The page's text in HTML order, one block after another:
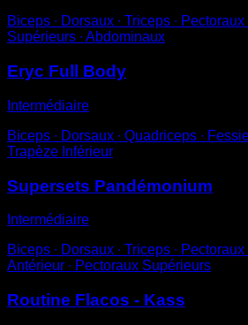
Biceps ∙ Dorsaux ∙ Triceps ∙
Supérieurs ∙ Abdominaux
Eryc Full Body
Intermédiaire
Biceps ∙ Dorsaux ∙ Quadriceps ∙
Trapèze Inférieur
Supersets Pandémonium
Intermédiaire
Biceps ∙ Dorsaux ∙ Triceps ∙
Antérieur ∙ Pectoraux Supérieurs
Routine Flacos - Kass